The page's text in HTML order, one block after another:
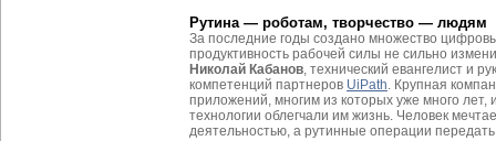
Рутина — роботам, творчество — людям
За последние годы создано множество
продуктивность рабочей силы не сильно
Николай Кабанов, технический евангелист и
компетенций партнеров UiPath. Крупная
приложений, многим из которых уже много лет,
технологии облегчали им жизнь. Человек
деятельностью, а рутинные операции